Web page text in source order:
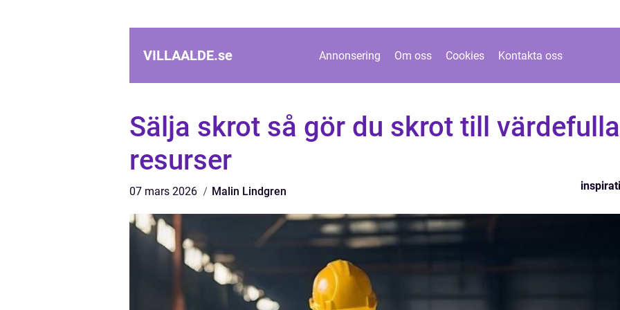
VILLAALDE.se Annonsering Om oss Cookies Kontakta oss
Sälja skrot så gör du skrot till värdefulla
resurser
07 mars 2026 Malin Lindgren